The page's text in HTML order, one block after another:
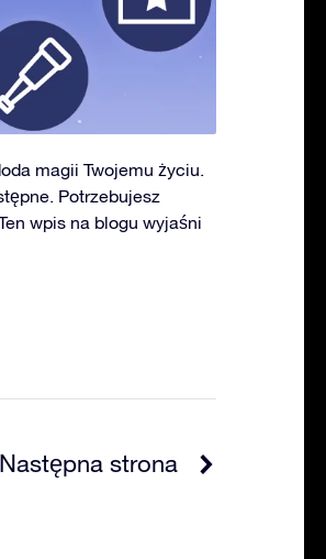
magii Twojemu życiu.
Potrzebujesz
wpis na blogu wyjaśni
Następna strona